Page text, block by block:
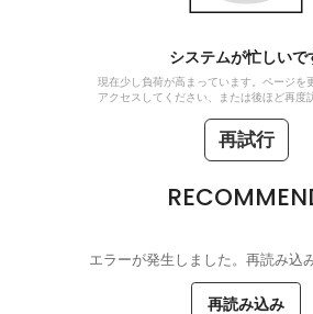
システムが忙しいで
現在少し負荷が高まっています。ページを
アクセスしてください、または後ほど再度
再試行
エラーが発生しました。再読み込
再読み込み